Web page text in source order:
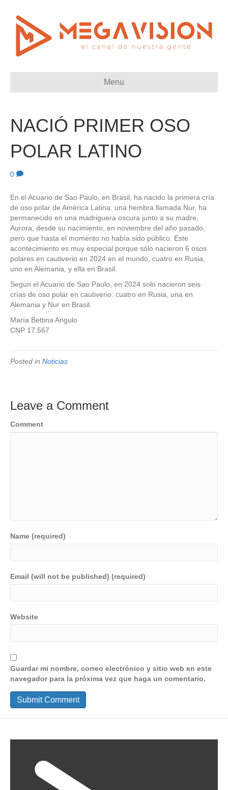
Menu
NACIÓ PRIMER OSO
POLAR LATINO
0
En el Acuario de Sao Paulo, en Brasil, ha nacido la primera cría
de oso polar de América Latina. una hembra llamada Nur, ha
permanecido en una madriguera oscura junto a su madre,
Aurora, desde su nacimiento, en noviembre del año pasado,
pero que hasta el momento no había sido público. Este
acontecimiento es muy especial porque sólo nacieron 6 osos
polares en cautiverio en 2024 en el mundo, cuatro en Rusia,
uno en Alemania, y ella en Brasil.
Según el Acuario de Sao Paulo, en 2024 solo nacieron seis
crías de oso polar en cautiverio: cuatro en Rusia, una en
Alemania y Nur en Brasil.
María Bettina Angulo
CNP 17.567
Posted in Noticias
Leave a Comment
Comment
Name (required)
Email (will not be published) (required)
Website
Guardar mi nombre, correo electrónico y sitio web en este
navegador para la próxima vez que haga un comentario.